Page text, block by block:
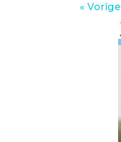
« Vorige